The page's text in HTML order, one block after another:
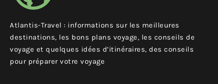
Atlantis-Travel : informations sur les meilleures
destinations, les bons plans voyage, les conseils de
voyage et quelques idées d’itinéraires, des conseils
pour préparer votre voyage